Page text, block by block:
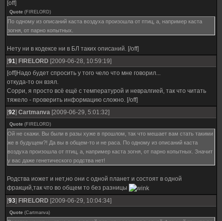
[off]
Quote (FIRELORD)
По одному из описаний каста воздуха произошла от птиц, а, например каста
зогня, от парно копытных.
Нету ни в кодексе ни в БЛ таких описаний. [/off]
[91] FIRELORD [2009-06-28, 10:59:19]
[off]Надо будет спросить у того чело что мне говорил...
откуда-то он взял.
Сорри, я просто всё ещё с температурой и невралгией, так что читать
тяжело - проверить информацию сложно. [/off]
[92] Cartmanva [2009-06-29, 5:01:32]
Quote (FIRELORD)
Ой не скажи. Вы были в разы хуже в прошлом, так что мешает вам стать такими
же в будущем?! Да вы в общем-то и не раса. По одному из описаний каста
воздуха произошла от птиц, а, например каста зогня, от парно копытных. Значит
у вас даже генетического родства нет!
Родства иожет и нет,но они с одной планет и состоят в одной
фракций,так что во общем то без разницы
[93] FIRELORD [2009-06-29, 10:04:34]
Quote (Cartmanva)